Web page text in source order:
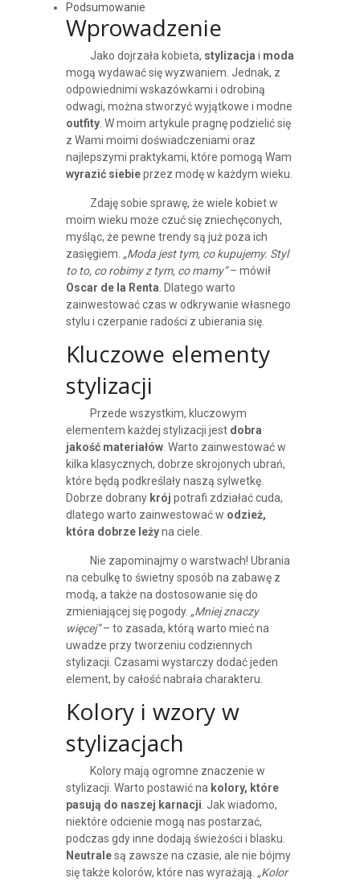
Podsumowanie
Wprowadzenie
Jako dojrzała kobieta, stylizacja i moda
mogą wydawać się wyzwaniem. Jednak, z
odpowiednimi wskazówkami i odrobiną
odwagi, można stworzyć wyjątkowe i modne
outfity. W moim artykule pragnę podzielić się
z Wami moimi doświadczeniami oraz
najlepszymi praktykami, które pomogą Wam
wyrazić siebieprzez modę w każdym wieku.
Zdaję sobie sprawę, że wiele kobiet w
moim wieku może czuć się zniechęconych,
myśląc, że pewne trendy są już poza ich
zasięgiem. „Moda jest tym, co kupujemy. Styl
to to, co robimy z tym, co mamy”– mówił
Oscar de la Renta. Dlatego warto
zainwestować czas w odkrywanie własnego
stylu i czerpanie radości z ubierania się.
Kluczowe elementy
stylizacji
Przede wszystkim, kluczowym
elementem każdej stylizacji jest dobra
jakość materiałów. Warto zainwestować w
kilka klasycznych, dobrze skrojonych ubrań,
które będą podkreślały naszą sylwetkę.
Dobrze dobrany krój potrafi zdziałać cuda,
dlatego warto zainwestować w odzież,
która dobrze leżyna ciele.
Nie zapominajmy o warstwach! Ubrania
na cebulkę to świetny sposób na zabawę z
modą, a także na dostosowanie się do
zmieniającej się pogody. „Mniej znaczy
więcej”– to zasada, którą warto mieć na
uwadze przy tworzeniu codziennych
stylizacji. Czasami wystarczy dodać jeden
element, by całość nabrała charakteru.
Kolory i wzory w
stylizacjach
Kolory mają ogromne znaczenie w
stylizacji. Warto postawić na kolory, które
pasują do naszej karnacji. Jak wiadomo,
niektóre odcienie mogą nas postarzać,
podczas gdy inne dodają świeżości i blasku.
Neutralesą zawsze na czasie, ale nie bójmy
się także kolorów, które nas wyrażają. „Kolor